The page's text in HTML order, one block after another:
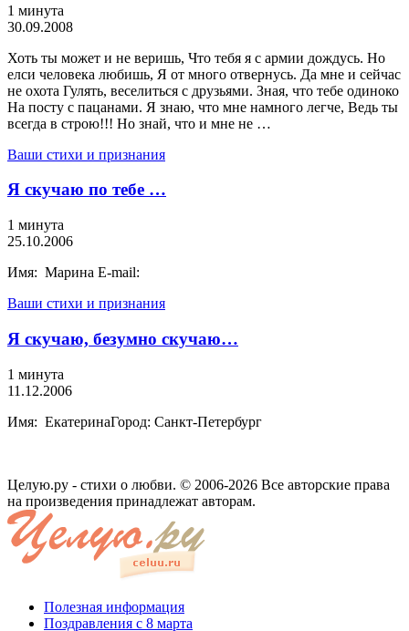
1 минута
30.09.2008
Хоть ты может и не веришь, Что тебя я с армии дождусь. Но
елси человека любишь, Я от много отвернусь. Да мне и сейчас
не охота Гулять, веселиться с друзьями. Зная, что тебе одиноко
На посту с пацанами. Я знаю, что мне намного легче, Ведь ты
всегда в строю!!! Но знай, что и мне не …
Ваши стихи и признания
Я скучаю по тебе …
1 минута
25.10.2006
Имя: Марина E-mail:
Ваши стихи и признания
Я скучаю, безумно скучаю…
1 минута
11.12.2006
Имя: ЕкатеринаГород: Санкт-Петербург
Целую.ру - стихи о любви. © 2006-2026 Все авторские права
на произведения принадлежат авторам.
Полезная информация
Поздравления с 8 марта